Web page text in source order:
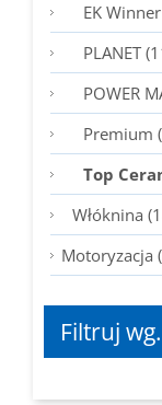
EK
PLANET
POWER
Premium
Top
Włóknina
Motoryzacja
Filtruj wg.